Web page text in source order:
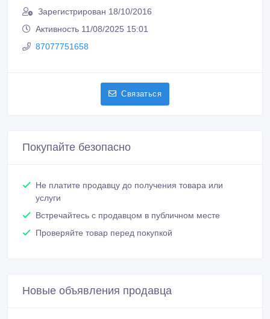
Зарегистрирован 18/10/2016
Активность 11/08/2025 15:01
87077751658
Связаться
Покупайте безопасно
Не платите продавцу до получения товара или
услуги
Встречайтесь с продавцом в публичном месте
Проверяйте товар перед покупкой
Новые объявления продавца